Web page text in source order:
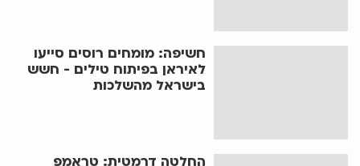
חשיפה: מומחים רוסים סייעו
לאיראן בפיתוח טילים - חשש
בישראל מהשלכות
החלטה דרמטית: טראמפ